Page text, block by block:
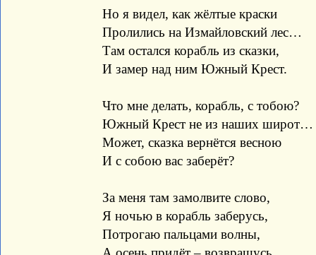
Но я видел, как жёлтые краски
Пролились на Измайловский лес…
Там остался корабль из сказки,
И замер над ним Южный Крест.
Что мне делать, корабль, с тобою?
Южный Крест не из наших широт…
Может, сказка вернётся весною
И с собою вас заберёт?
За меня там замолвите слово,
Я ночью в корабль заберусь,
Потрогаю пальцами волны,